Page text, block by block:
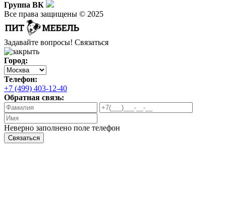
Группа ВК
Все права защищены © 2025
Задавайте вопросы! Связаться
Город:
Телефон:
+7 (499) 403-12-40
Обратная связь:
Неверно заполнено поле телефон
Связаться